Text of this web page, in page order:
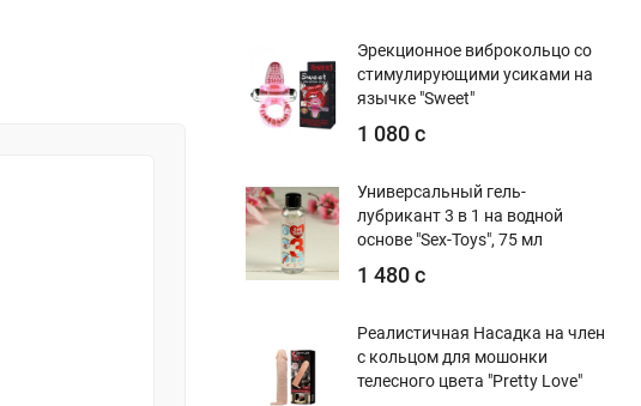
Эрекционное виброкольцо со
стимулирующими усиками на
язычке "Sweet"
1 080 с
Универсальный гель-
лубрикант 3 в 1 на водной
основе "Sex-Toys", 75 мл
1 480 с
Реалистичная Насадка на член
с кольцом для мошонки
телесного цвета "Pretty Love"